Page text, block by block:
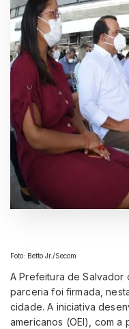
Foto: Betto Jr./Secom
A Prefeitura de Salvador
parceria foi firmada,
cidade. A iniciativa
americanos (OEI), com